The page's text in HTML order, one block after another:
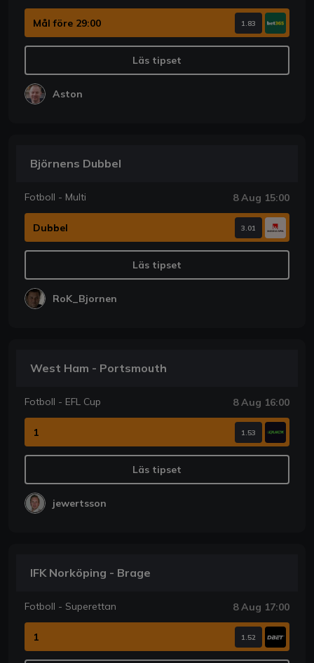
Mål före 29:00 1.83
Läs tipset
Aston
Björnens Dubbel
Fotboll - Multi 8 Aug 15:00
Dubbel 3.01
Läs tipset
RoK_Bjornen
West Ham - Portsmouth
Fotboll - EFL Cup 8 Aug 16:00
1 1.53
Läs tipset
jewertsson
IFK Norköping - Brage
Fotboll - Superettan 8 Aug 17:00
1 1.52